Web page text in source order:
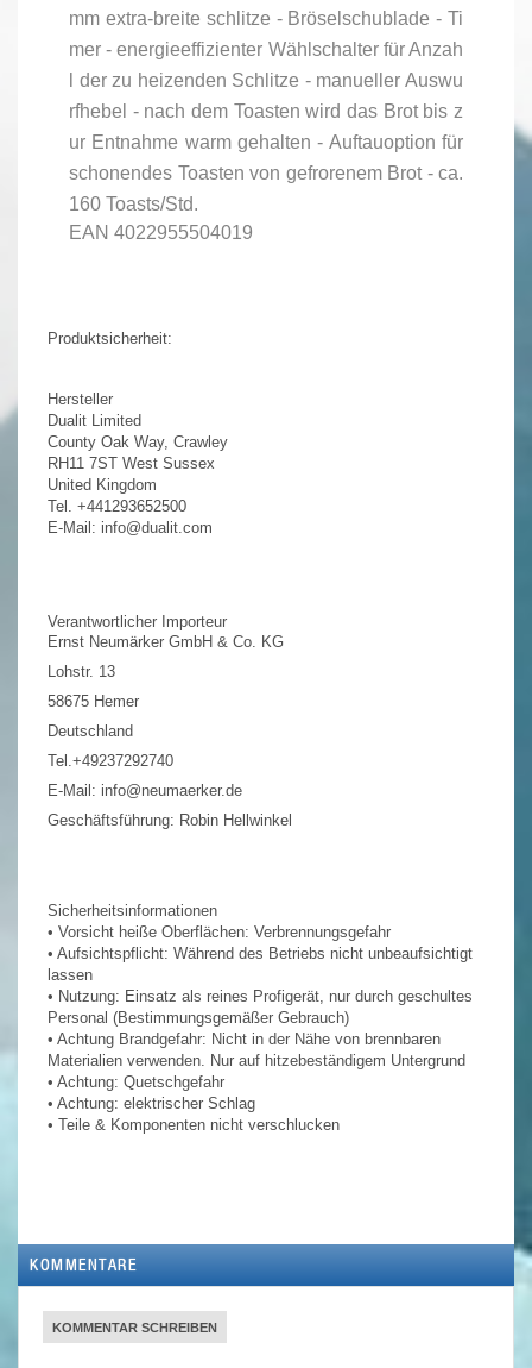
mm extra-breite schlitze - Bröselschublade - Ti
mer - energieeffizienter Wählschalter für Anzah
l der zu heizenden Schlitze - manueller Auswu
rfhebel - nach dem Toasten wird das Brot bis z
ur Entnahme warm gehalten - Auftauoption für
schonendes Toasten von gefrorenem Brot - ca.
160 Toasts/Std.
EAN 4022955504019
Produktsicherheit:
Hersteller
Dualit Limited
County Oak Way, Crawley
RH11 7ST West Sussex
United Kingdom
Tel. +441293652500
E-Mail: info@dualit.com
Verantwortlicher Importeur
Ernst Neumärker GmbH & Co. KG
Lohstr. 13
58675 Hemer
Deutschland
Tel.+49237292740
E-Mail: info@neumaerker.de
Geschäftsführung: Robin Hellwinkel
Sicherheitsinformationen
• Vorsicht heiße Oberflächen: Verbrennungsgefahr
• Aufsichtspflicht: Während des Betriebs nicht unbeaufsichtigt
lassen
• Nutzung: Einsatz als reines Profigerät, nur durch geschultes
Personal (Bestimmungsgemäßer Gebrauch)
• Achtung Brandgefahr: Nicht in der Nähe von brennbaren
Materialien verwenden. Nur auf hitzebeständigem Untergrund
• Achtung: Quetschgefahr
• Achtung: elektrischer Schlag
• Teile & Komponenten nicht verschlucken
KOMMENTARE
KOMMENTAR SCHREIBEN